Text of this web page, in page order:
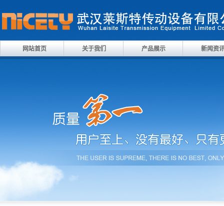
网站首页 关于我们 产品展示 新闻资